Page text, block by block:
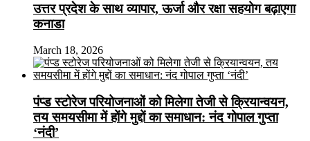
उत्तर प्रदेश के साथ व्यापार, ऊर्जा और रक्षा सहयोग बढ़ाएगा
कनाडा
March 18, 2026
पंप्ड स्टोरेज परियोजनाओं को मिलेगा तेजी से क्रियान्वयन,
तय समयसीमा में होंगे मुद्दों का समाधान: नंद गोपाल गुप्ता
‘नंदी’